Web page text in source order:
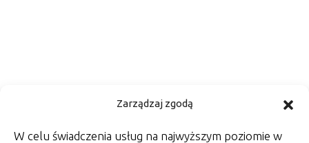
Zarządzaj zgodą
W celu świadczenia usług na najwyższym poziomie w
Kwestia ślubnej fotografii –
zadbaj o oprawę zdjęć